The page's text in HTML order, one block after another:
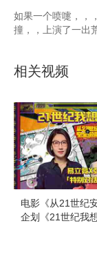
如果一个喷嚏，
撞，，上演了一出荒
相关视频
电影《从21世纪
企划《21世纪我